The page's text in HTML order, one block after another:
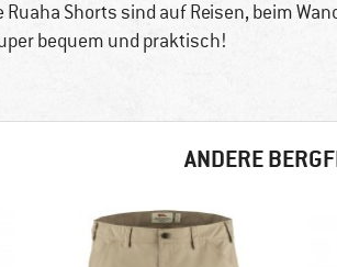
Shorts sind auf Reisen, beim
bequem und praktisch!
ANDERE